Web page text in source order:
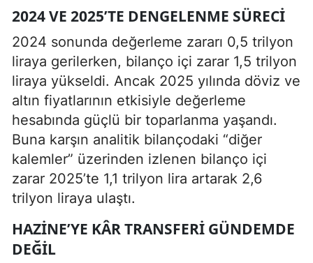
2024 VE 2025’TE DENGELENME SÜRECI
2024 sonunda değerleme zararı 0,5 trilyon
liraya gerilerken, bilanço içi zarar 1,5 trilyon
liraya yükseldi. Ancak 2025 yılında döviz ve
altın fiyatlarının etkisiyle değerleme
hesabında güçlü bir toparlanma yaşandı.
Buna karşın analitik bilançodaki “diğer
kalemler” üzerinden izlenen bilanço içi
zarar 2025’te 1,1 trilyon lira artarak 2,6
trilyon liraya ulaştı.
HAZINE’YE KÂR TRANSFERI GÜNDEMDE
DEĞIL